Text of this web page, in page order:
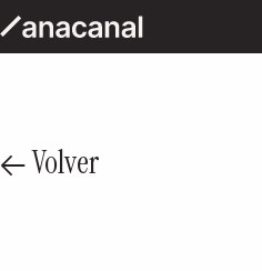
Volver